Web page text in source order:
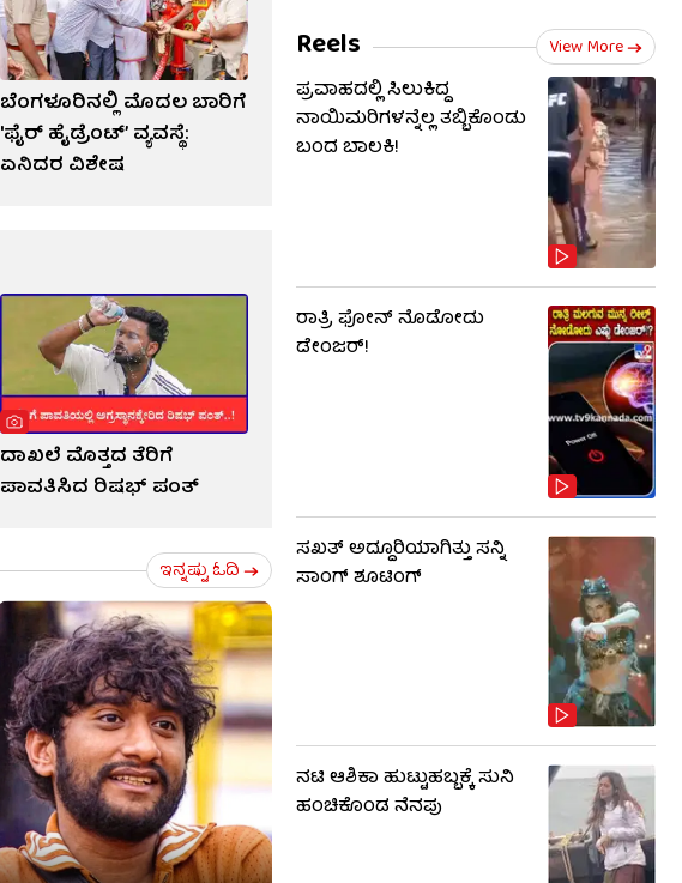
ಬೆಂಗಳೂರಿನಲ್ಲಿ ಮೊದಲ ಬಾರಿಗೆ
'ಫೈರ್ ಹೈಡ್ರೆಂಟ್’ ವ್ಯವಸ್ಥೆ:
ಏನಿದರ ವಿಶೇಷ
ದಾಖಲೆ ಮೊತ್ತದ ತೆರಿಗೆ
ಪಾವತಿಸಿದ ರಿಷಭ್ ಪಂತ್
ಇನ್ನಷ್ಟು ಓದಿ
Reels View More
ಪ್ರವಾಹದಲ್ಲಿ ಸಿಲುಕಿದ್ದ
ನಾಯಿಮರಿಗಳನ್ನೆಲ್ಲ ತಬ್ಬಿಕೊಂಡು
ಬಂದ ಬಾಲಕಿ!
ರಾತ್ರಿ ಫೋನ್​​ ನೊಡೋದು
ಡೇಂಜರ್!
ಸಖತ್ ಅದ್ದೂರಿಯಾಗಿತ್ತು ಸನ್ನಿ
ಸಾಂಗ್ ಶೂಟಿಂಗ್
ನಟಿ ಆಶಿಕಾ ಹುಟ್ಟುಹಬ್ಬಕ್ಕೆ ಸುನಿ
ಹಂಚಿಕೊಂಡ ನೆನಪು